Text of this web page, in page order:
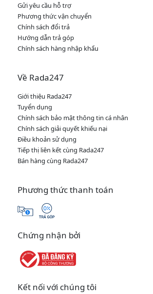
Gửi yêu cầu hỗ trợ
Phương thức vận chuyển
Chính sách đổi trả
Hướng dẫn trả góp
Chính sách hàng nhập khẩu
Về Rada247
Giới thiệu Rada247
Tuyển dụng
Chính sách bảo mật thông tin cá nhân
Chính sách giải quyết khiếu nại
Điều khoản sử dụng
Tiếp thị liên kết cùng Rada247
Bán hàng cùng Rada247
Phương thức thanh toán
Chứng nhận bởi
Kết nối với chúng tôi